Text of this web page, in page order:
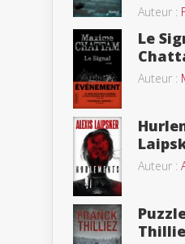
Auteur :
Le
Auteur :
Auteur :